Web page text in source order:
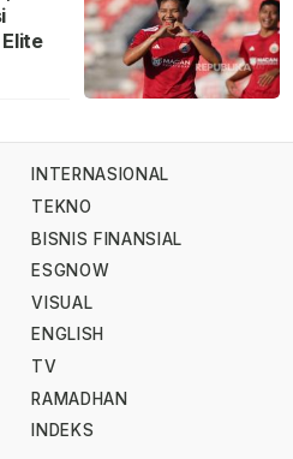
INTERNASIONAL
TEKNO
BISNIS FINANSIAL
ESGNOW
VISUAL
ENGLISH
TV
RAMADHAN
INDEKS